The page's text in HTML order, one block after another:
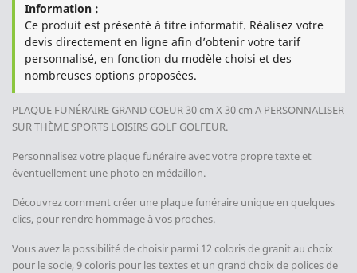
Information :
Ce produit est présenté à titre informatif. Réalisez votre
devis directement en ligne afin d’obtenir votre tarif
personnalisé, en fonction du modèle choisi et des
nombreuses options proposées.
PLAQUE FUNÉRAIRE GRAND COEUR 30 cm X 30 cm A PERSONNALISER
SUR THÈME SPORTS LOISIRS GOLF GOLFEUR.
Personnalisez votre plaque funéraire avec votre propre texte et
éventuellement une photo en médaillon.
Découvrez comment créer une plaque funéraire unique en quelques
clics, pour rendre hommage à vos proches.
Vous avez la possibilité de choisir parmi 12 coloris de granit au choix
pour le socle, 9 coloris pour les textes et un grand choix de polices de